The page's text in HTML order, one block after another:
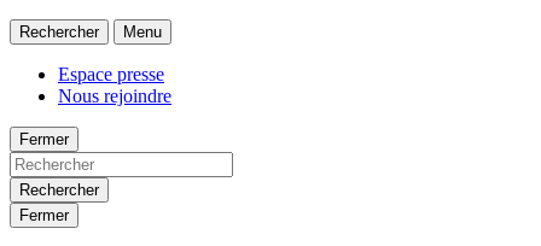
Rechercher Menu
Espace presse
Nous rejoindre
Fermer
Rechercher
Fermer